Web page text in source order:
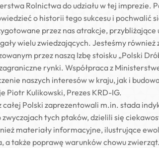
Rolnictwa do udziału w tej imprezie.
o historii tego sukcesu i pochwalić
przez nas atrakcje,
wielu zwiedzających. Jesteśmy
przez naszą Izbę stoisku „Polski
rynki. Współpraca z
naszych interesów w kraju, jak i
Piotr Kulikowski, Prezes KRD-IG.
Polski zaprezentowali m.in. stada
tych ptaków, dzielili się
materiały informacyjne, ilustrujące
a także poprawę warunków chowu